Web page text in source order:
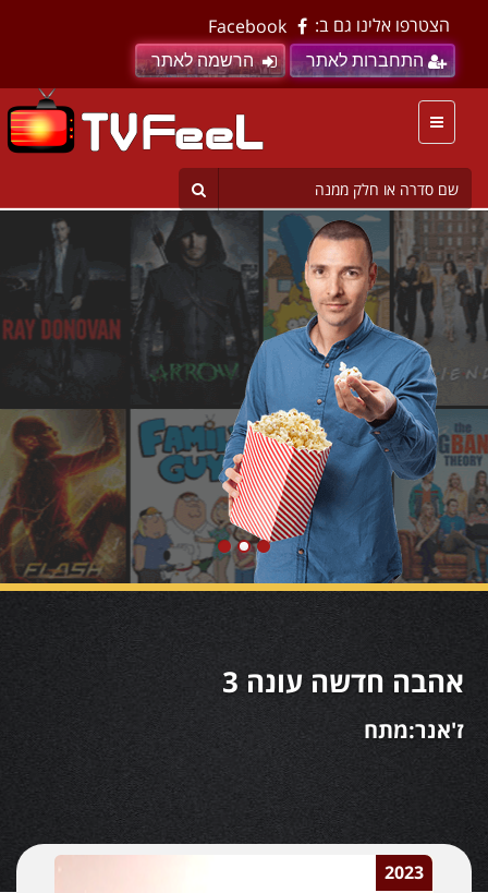
הצטרפו אלינו גם ב: Facebook
התחברות לאתר הרשמה לאתר
אהבה חדשה עונה 3
ז'אנר:מתח
2023